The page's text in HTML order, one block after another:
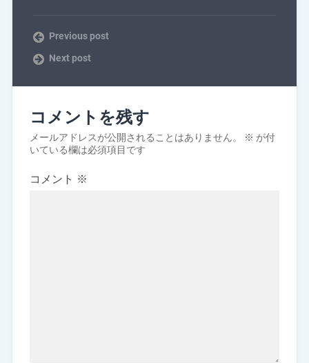
Previous post
Next post
コメントを残す
メールアドレスが公開されることはありません。 ※ が付
いている欄は必須項目です
コメント ※